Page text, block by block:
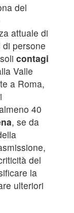
del
attuale di
persone
contagi
Valle
a Roma,
40
, se da
del
la
ulteriori